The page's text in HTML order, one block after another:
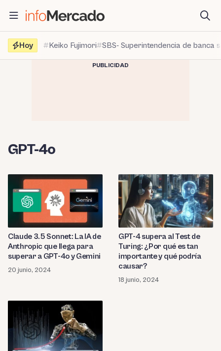
contenido
Hoy
Keiko Fujimori SBS- Superintendencia de banca
PUBLICIDAD
GPT-4o
Claude 3.5 Sonnet: La IA de
Anthropic que llega para
superar a GPT-4o y Gemini
20 junio, 2024
GPT-4 supera al Test de
Turing: ¿Por qué es tan
importante y qué podría
causar?
18 junio, 2024